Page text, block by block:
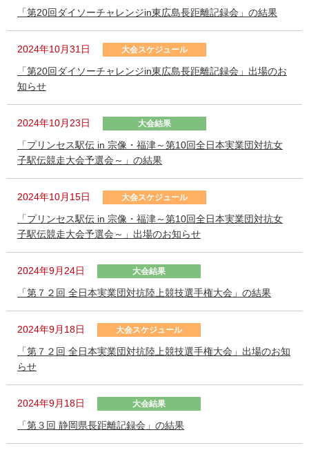
「第20回ダイソーチャレンジin東広島長距離記録会」の結果
2024年10月31日 大会スケジュール
「第20回ダイソーチャレンジin東広島長距離記録会」出場のお
知らせ
2024年10月23日 大会結果
「プリンセス駅伝 in 宗像・福津～第10回全日本実業団対抗女
子駅伝競走大会予選会～」の結果
2024年10月15日 大会スケジュール
「プリンセス駅伝 in 宗像・福津～第10回全日本実業団対抗女
子駅伝競走大会予選会～」出場のお知らせ
2024年9月24日 大会結果
「第７２回 全日本実業団対抗陸上競技選手権大会」の結果
2024年9月18日 大会スケジュール
「第７２回 全日本実業団対抗陸上競技選手権大会」出場のお知
らせ
2024年9月18日 大会結果
「第３回 静岡県長距離記録会」の結果